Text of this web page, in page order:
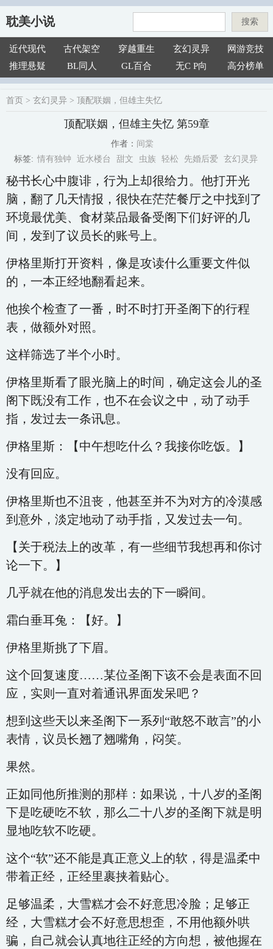
耽美小说 搜索
近代现代 古代架空 穿越重生 玄幻灵异
网游竞技
推理悬疑
BL同人 GL百合 无C P向 高分榜单
首页 > 玄幻灵异 > 顶配联姻，但雄主失忆
顶配联姻，但雄主失忆 第59章
作者： 间棠
标签: 情有独钟 近水楼台 甜文 虫族 轻松 先婚后爱 玄幻灵异
秘书长心中腹诽，行为上却很给力。他打开光
脑，翻了几天情报，很快在茫茫餐厅之中找到了
环境最优美、食材菜品最备受阁下们好评的几
间，发到了议员长的账号上。
伊格里斯打开资料，像是攻读什么重要文件似
的，一本正经地翻看起来。
他挨个检查了一番，时不时打开圣阁下的行程
表，做额外对照。
这样筛选了半个小时。
伊格里斯看了眼光脑上的时间，确定这会儿的圣
阁下既没有工作，也不在会议之中，动了动手
指，发过去一条讯息。
伊格里斯：【中午想吃什么？我接你吃饭。】
没有回应。
伊格里斯也不沮丧，他甚至并不为对方的冷漠感
到意外，淡定地动了动手指，又发过去一句。
【关于税法上的改革，有一些细节我想再和你讨
论一下。】
几乎就在他的消息发出去的下一瞬间。
霜白垂耳兔：【好。】
伊格里斯挑了下眉。
这个回复速度……某位圣阁下该不会是表面不回
应，实则一直对着通讯界面发呆吧？
想到这些天以来圣阁下一系列“敢怒不敢言”的小
表情，议员长翘了翘嘴角，闷笑。
果然。
正如同他所推测的那样：如果说，十八岁的圣阁
下是吃硬吃不软，那么二十八岁的圣阁下就是明
显地吃软不吃硬。
这个“软”还不能是真正意义上的软，得是温柔中
带着正经，正经里裹挟着贴心。
足够温柔，大雪糕才会不好意思冷脸；足够正
经，大雪糕才会不好意思想歪，不用他额外哄
骗，自己就会认真地往正经的方向想，被他握在